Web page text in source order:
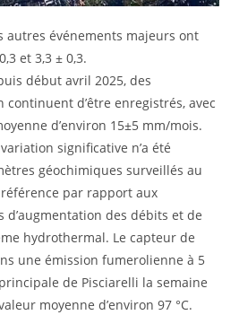
autres événements majeurs ont
et 3,3 ± 0,3.
début avril 2025, des
d’être enregistrés, avec
d’environ 15±5 mm/mois.
significative n’a été
géochimiques surveillés au
par rapport aux
d’augmentation des débits et de
hydrothermal. Le capteur de
une émission fumerolienne à 5
de Pisciarelli la semaine
moyenne d’environ 97 °C.